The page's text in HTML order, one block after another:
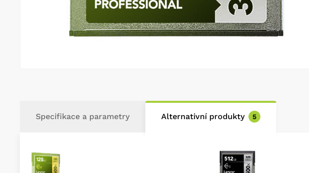
Specifikace a parametry Alternativní produkty 5